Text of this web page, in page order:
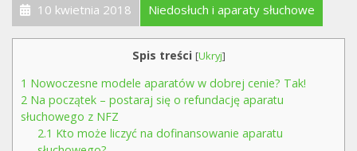
10 kwietnia 2018 Niedosłuch i aparaty słuchowe
Spis treści [Ukryj]
1 Nowoczesne modele aparatów w dobrej cenie? Tak!
2 Na początek – postaraj się o refundację aparatu
słuchowego z NFZ
2.1 Kto może liczyć na dofinansowanie aparatu